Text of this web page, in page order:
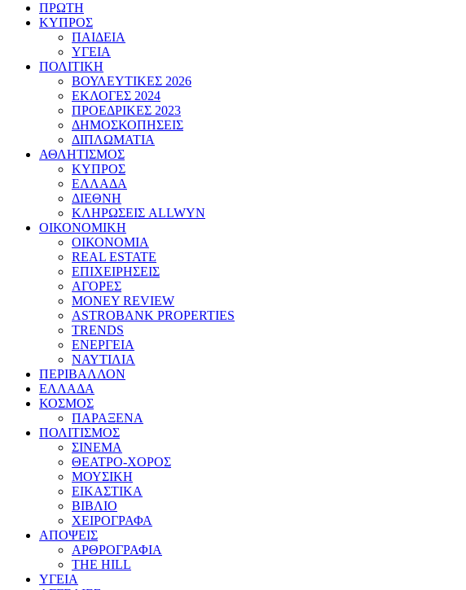
ΠΡΩΤΗ
ΚΥΠΡΟΣ
ΠΑΙΔΕΙΑ
ΥΓΕΙΑ
ΠΟΛΙΤΙΚΗ
ΒΟΥΛΕΥΤΙΚΕΣ 2026
ΕΚΛΟΓΕΣ 2024
ΠΡΟΕΔΡΙΚΕΣ 2023
ΔΗΜΟΣΚΟΠΗΣΕΙΣ
ΔΙΠΛΩΜΑΤΙΑ
ΑΘΛΗΤΙΣΜΟΣ
ΚΥΠΡΟΣ
ΕΛΛΑΔΑ
ΔΙΕΘΝΗ
ΚΛΗΡΩΣΕΙΣ ALLWYN
ΟΙΚΟΝΟΜΙΚΗ
ΟΙΚΟΝΟΜΙΑ
REAL ESTATE
ΕΠΙΧΕΙΡΗΣΕΙΣ
ΑΓΟΡΕΣ
MONEY REVIEW
ASTROBANK PROPERTIES
TRENDS
ΕΝΕΡΓΕΙΑ
ΝΑΥΤΙΛΙΑ
ΠΕΡΙΒΑΛΛΟΝ
ΕΛΛΑΔΑ
ΚΟΣΜΟΣ
ΠΑΡΑΞΕΝΑ
ΠΟΛΙΤΙΣΜΟΣ
ΣΙΝΕΜΑ
ΘΕΑΤΡΟ-ΧΟΡΟΣ
ΜΟΥΣΙΚΗ
ΕΙΚΑΣΤΙΚΑ
ΒΙΒΛΙΟ
ΧΕΙΡΟΓΡΑΦΑ
ΑΠΟΨΕΙΣ
ΑΡΘΡΟΓΡΑΦΙΑ
THE HILL
ΥΓΕΙΑ